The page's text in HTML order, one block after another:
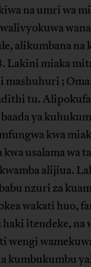
na umri wa
alikumbana na
Lakini miaka
mashuhuri ;
tu.
ya
kwa
usalama wa
alijiua.
nzuri za
wakati huo,
itendeke, na
wengi
kumbukumbu